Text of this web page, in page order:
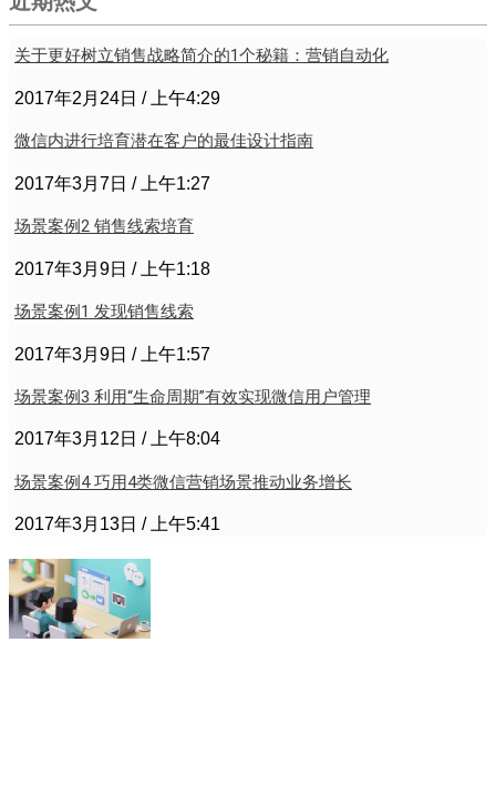
关于更好树立销售战略简介的1个秘籍：营销自动化
2017年2月24日 上午4:29
微信内进行培育潜在客户的最佳设计指南
2017年3月7日 上午1:27
场景案例2 销售线索培育
2017年3月9日 上午1:18
场景案例1 发现销售线索
2017年3月9日 上午1:57
场景案例3 利用“生命周期”有效实现微信用户管理
2017年3月12日 上午8:04
场景案例4 巧用4类微信营销场景推动业务增长
2017年3月13日 上午5:41